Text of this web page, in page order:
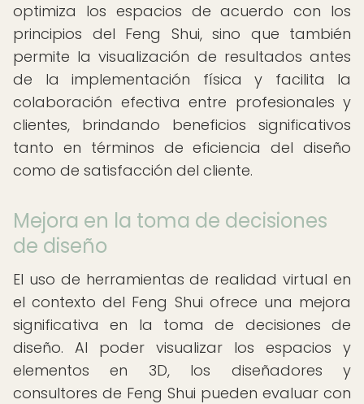
optimiza los espacios de acuerdo con los
principios del Feng Shui, sino que también
permite la visualización de resultados antes
de la implementación física y facilita la
colaboración efectiva entre profesionales y
clientes, brindando beneficios significativos
tanto en términos de eficiencia del diseño
como de satisfacción del cliente.
Mejora en la toma de decisiones
de diseño
El uso de herramientas de realidad virtual en
el contexto del Feng Shui ofrece una mejora
significativa en la toma de decisiones de
diseño. Al poder visualizar los espacios y
elementos en 3D, los diseñadores y
consultores de Feng Shui pueden evaluar con